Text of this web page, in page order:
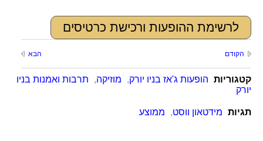
לרשימת ההופעות ורכישת כרטיסים
הקודם הבא
קטגוריות הופעות ג'אז בניו יורק, מוזיקה,
תרבות ואמנות בניו
יורק
תגיות מידטאון ווסט, ממוצע